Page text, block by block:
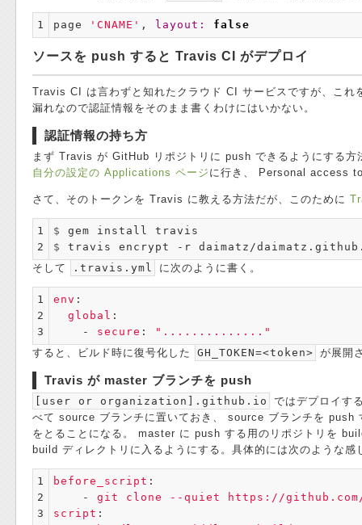
1 page 'CNAME' , layout: false
ソースを push すると Travis CI がデプロイ
Travis CI は言わずと知れたクラウド CI サービスですが、これ
漏れなので認証情報をそのまま書くわけにはいかない。
認証情報の持ち方
まず Travis が GitHub リポジトリに push できるようにする
自分の設定の Applications ページ に行き、 Personal access
さて、そのトークンを Travis に教える方法だが、このために
1
2
$
$ travis encrypt -r daimatz/
そして
.travis.yml に次のように書く。
1
2
3
env :
global :
-
secure : " .............."
すると、ビルド時に復号化した
GH_TOKEN=<token> が展開
Travis が master ブランチを push
[user or organization].github.io
ではデプロイす
べて source ブランチに置いておき、 source ブランチを
をとることになる。 master に push する用のリポジトリを
build ディレクトリに入るようにする。具体的には次のような感
1
2
3
before_script :
-
git clone --quiet https://
script :